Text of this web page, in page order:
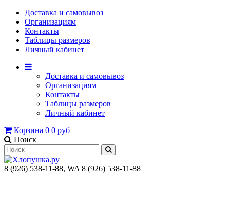
Доставка и самовывоз
Организациям
Контакты
Таблицы размеров
Личный кабинет
Доставка и самовывоз
Организациям
Контакты
Таблицы размеров
Личный кабинет
Корзина 0 0 руб
Поиск
8 (926) 538-11-88, WA 8 (926) 538-11-88